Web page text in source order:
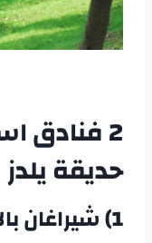
2 فنادق اسطنبول القريبة من
حديقة يلدز
1) شيراغان بالاس كمبنسكي